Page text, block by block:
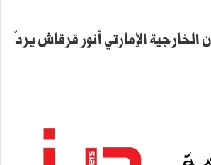
الخارجية الإمارتي أنور قرقاش يردّ